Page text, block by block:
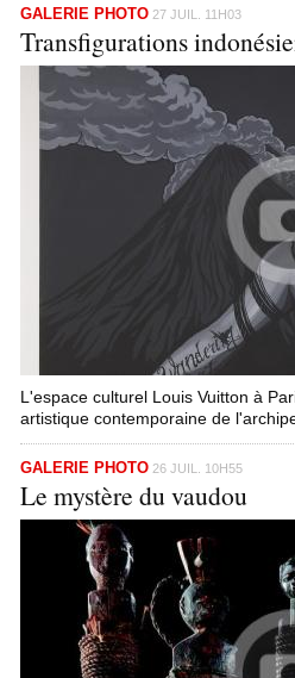
GALERIE PHOTO 27 JUIL. 11H03
Transfigurations
L'espace culturel Louis Vuitton à
artistique contemporaine de
GALERIE PHOTO 26 JUIL. 10H55
Le mystère du vaudou